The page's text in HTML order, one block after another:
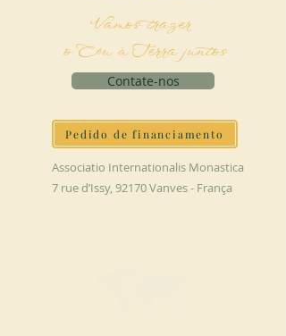
Vamos trazer
o Céu à Terra juntos
Contate-nos
Pedido de financiamento
Associatio Internationalis Monastica
7 rue d’Issy, 92170 Vanves - França